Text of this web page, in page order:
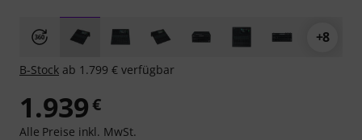
+8
B-Stock ab 1.799 € verfügbar
1.939€
Alle Preise inkl. MwSt.